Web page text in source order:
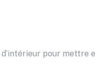
pour mettre